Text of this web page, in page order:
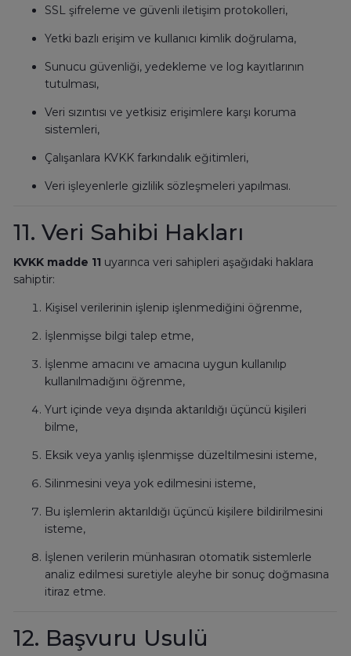
SSL şifreleme ve güvenli iletişim protokolleri,
Yetki bazlı erişim ve kullanıcı kimlik doğrulama,
Sunucu güvenliği, yedekleme ve log kayıtlarının
tutulması,
Veri sızıntısı ve yetkisiz erişimlere karşı koruma
sistemleri,
Çalışanlara KVKK farkındalık eğitimleri,
Veri işleyenlerle gizlilik sözleşmeleri yapılması.
11. Veri Sahibi Hakları
KVKK madde 11 uyarınca veri sahipleri aşağıdaki haklara
sahiptir:
Kişisel verilerinin işlenip işlenmediğini öğrenme,
İşlenmişse bilgi talep etme,
İşlenme amacını ve amacına uygun kullanılıp
kullanılmadığını öğrenme,
Yurt içinde veya dışında aktarıldığı üçüncü kişileri
bilme,
Eksik veya yanlış işlenmişse düzeltilmesini isteme,
Silinmesini veya yok edilmesini isteme,
Bu işlemlerin aktarıldığı üçüncü kişilere bildirilmesini
isteme,
İşlenen verilerin münhasıran otomatik sistemlerle
analiz edilmesi suretiyle aleyhe bir sonuç doğmasına
itiraz etme.
12. Başvuru Usulü